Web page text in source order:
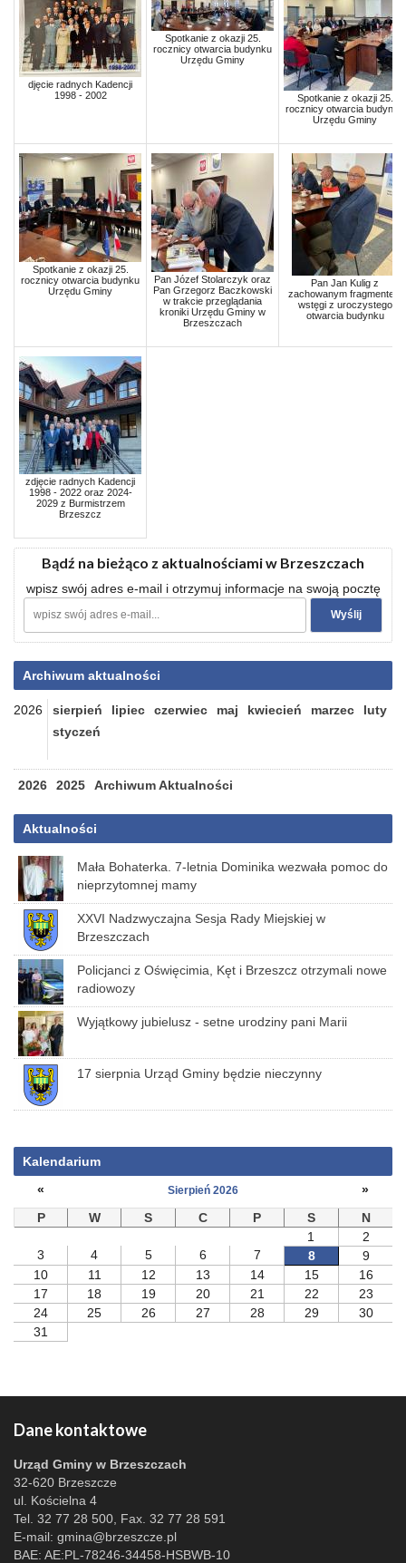
djęcie radnych Kadencji
1998 - 2002
Spotkanie z okazji 25.
rocznicy otwarcia budynku
Urzędu Gminy
Spotkanie z okazji 25.
rocznicy otwarcia budynku
Urzędu Gminy
Spotkanie z okazji 25.
rocznicy otwarcia budynku
Urzędu Gminy
Pan Józef Stolarczyk oraz
Pan Grzegorz Baczkowski
w trakcie przeglądania
kroniki Urzędu Gminy w
Brzeszczach
Pan Jan Kulig z
zachowanym fragmentem
wstęgi z uroczystego
otwarcia budynku
zdjęcie radnych Kadencji
1998 - 2022 oraz 2024-
2029 z Burmistrzem
Brzeszcz
Bądź na bieżąco z aktualnościami w Brzeszczach
wpisz swój adres e-mail i otrzymuj informacje na swoją pocztę
Archiwum aktualności
2026 sierpień lipiec czerwiec maj kwiecień marzec
luty
styczeń
2026 2025 Archiwum Aktualności
Aktualności
Mała Bohaterka. 7-letnia Dominika wezwała pomoc do
nieprzytomnej mamy
XXVI Nadzwyczajna Sesja Rady Miejskiej w
Brzeszczach
Policjanci z Oświęcimia, Kęt i Brzeszcz otrzymali nowe
radiowozy
Wyjątkowy jubielusz - setne urodziny pani Marii
17 sierpnia Urząd Gminy będzie nieczynny
Kalendarium
«
Sierpień 2026
»
P
W S C P S
N
1
2
3
4 5 6 7 8
9
10
11 12 13 14 15
16
17
18 19 20 21 22
23
24
25 26 27 28 29
30
31
Dane kontaktowe
Urząd Gminy w Brzeszczach
32-620 Brzeszcze
ul. Kościelna 4
Tel. 32 77 28 500, Fax. 32 77 28 591
E-mail: gmina@brzeszcze.pl
BAE: AE:PL-78246-34458-HSBWB-10